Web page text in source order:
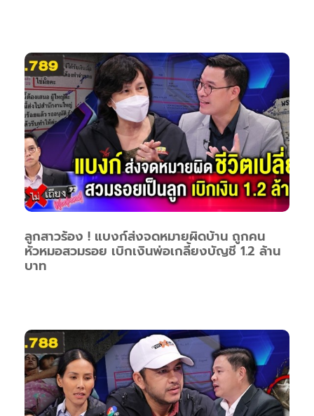
ลูกสาวร้อง ! แบงก์ส่งจดหมายผิดบ้าน ถูกคน
หัวหมอสวมรอย เบิกเงินพ่อเกลี้ยงบัญชี 1.2 ล้าน
บาท